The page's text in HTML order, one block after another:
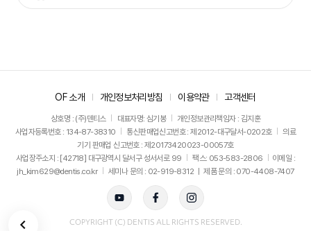
OF 소개 개인정보처리방침 이용약관 고객센터
상호명 : (주)덴티스 대표자명: 심기봉
개인정보관리책임자 : 김지훈
사업자등록번호 : 134-87-38310
통신판매업신고번호 : 제2012-대구달서-0202호
의료
기기 판매업 신고번호 : 제20173420023-00057호
사업장주소지 : [42718] 대구광역시 달서구 성서서로 99
팩스: 053-583-2806
이메일 :
jh_kim629@dentis.co.kr
세미나 문의 : 02-919-8312 ㅣ 제품 문의 : 070-4408-7407
COPYRIGHT (C) DENTIS ALL RIGHTS RESERVED.